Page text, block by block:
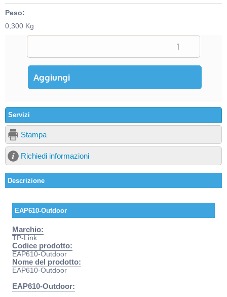
Peso:
0,300 Kg
Servizi
Stampa
Richiedi informazioni
Descrizione
EAP610-Outdoor
Marchio:
TP-Link
Codice prodotto:
EAP610-Outdoor
Nome del prodotto:
EAP610-Outdoor
EAP610-Outdoor: